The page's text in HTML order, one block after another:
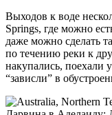
Выходов к воде
Springs, где можно
даже можно сделать
по течению реки к
накупались, поехали
“зависли” в